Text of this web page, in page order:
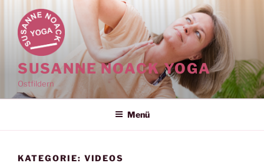
Inhalt
springen
SUSANNE NOACK YOGA
Ostfildern
Menü
KATEGORIE: VIDEOS